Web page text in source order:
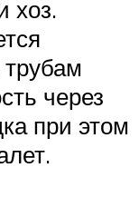
хоз.
через
при этом